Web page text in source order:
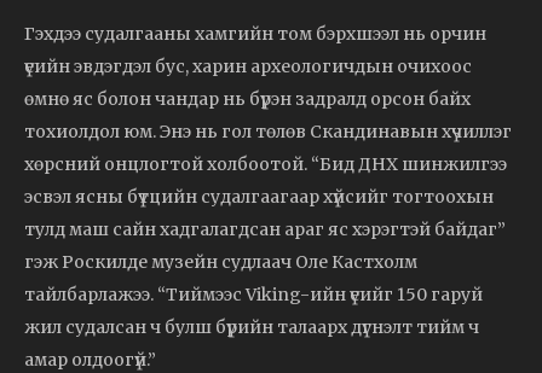
Гэхдээ судалгааны хамгийн том бэрхшээл нь орчин
үеийн эвдэгдэл бус, харин археологичдын очихоос
өмнө яс болон чандар нь бүрэн задралд орсон байх
тохиолдол юм. Энэ нь гол төлөв Скандинавын хүчиллэг
хөрсний онцлогтой холбоотой. “Бид ДНХ шинжилгээ
эсвэл ясны бүтцийн судалгаагаар хүйсийг тогтоохын
тулд маш сайн хадгалагдсан араг яс хэрэгтэй байдаг”
гэж Роскилде музейн судлаач Оле Кастхолм
тайлбарлажээ. “Тиймээс Viking-ийн үеийг 150 гаруй
жил судалсан ч булш бүрийн талаарх дүгнэлт тийм ч
амар олдоогүй.”